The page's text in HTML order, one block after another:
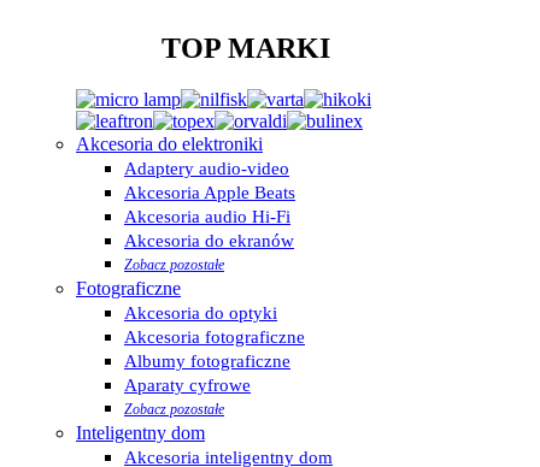
TOP MARKI
Akcesoria do elektroniki
Adaptery audio-video
Akcesoria Apple Beats
Akcesoria audio Hi-Fi
Akcesoria do ekranów
Zobacz pozostałe
Fotograficzne
Akcesoria do optyki
Akcesoria fotograficzne
Albumy fotograficzne
Aparaty cyfrowe
Zobacz pozostałe
Inteligentny dom
Akcesoria inteligentny dom